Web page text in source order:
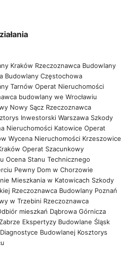
Kraków Rzeczoznawca Budowlany
Budowlany Częstochowa
Tarnów Operat Nieruchomości
budowlany we Wrocławiu
Nowy Sącz Rzeczoznawca
Inwestorski Warszawa Szkody
Nieruchomości Katowice Operat
Wycena Nieruchomości Krzeszowice
Operat Szacunkowy
Ocena Stanu Technicznego
Pewny Dom w Chorzowie
Mieszkania w Katowicach Szkody
Rzeczoznawca Budowlany Poznań
w Trzebini Rzeczoznawca
mieszkań Dąbrowa Górnicza
Ekspertyzy Budowlane Śląsk
Budowlanej Kosztorys